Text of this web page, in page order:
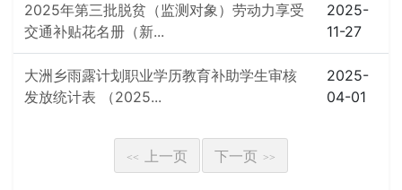
2025年第三批脱贫（监测对象）劳动力享受
交通补贴花名册（新...
2025-
11-27
大洲乡雨露计划职业学历教育补助学生审核
发放统计表 （2025...
2025-
04-01
<< 上一页 下一页 >>